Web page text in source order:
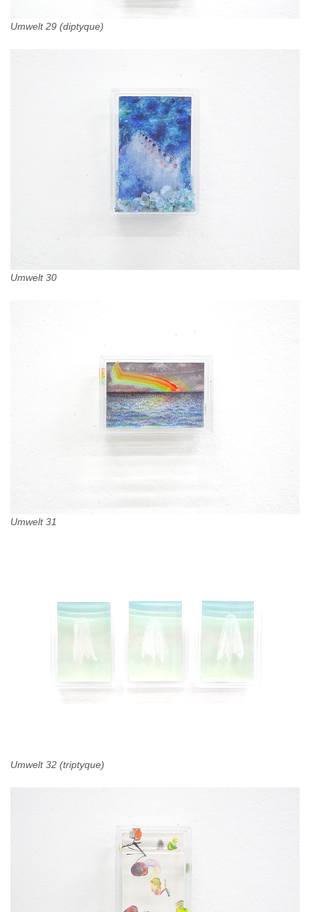
Umwelt 29 (diptyque)
Umwelt 30
Umwelt 31
Umwelt 32 (triptyque)